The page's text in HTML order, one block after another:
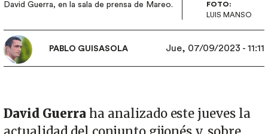
David Guerra, en la sala de prensa de Mareo.
FOTO:
LUIS MANSO
PABLO GUISASOLA Jue, 07/09/2023 - 11:11
David Guerra ha analizado este jueves la